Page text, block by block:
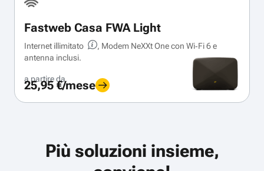
Fastweb Casa FWA Light
Internet illimitato
, Modem NeXXt One con Wi‑Fi 6 e
antenna inclusi.
a partire da
25,95 €/mese
Più soluzioni insieme,